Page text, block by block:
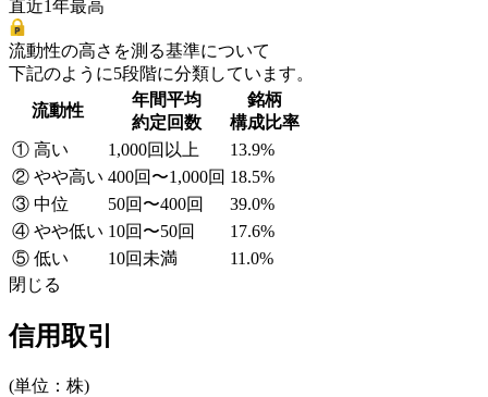
直近1年最高
流動性の高さを測る基準について
下記のように5段階に分類しています。
流動性
年間平均
約定回数
銘柄
構成比率
① 高い
1,000回以上
13.9%
② やや高い 400回〜1,000回 18.5%
③ 中位
50回〜400回
39.0%
④ やや低い 10回〜50回
17.6%
⑤ 低い
10回未満
11.0%
閉じる
信用取引
(単位：株)